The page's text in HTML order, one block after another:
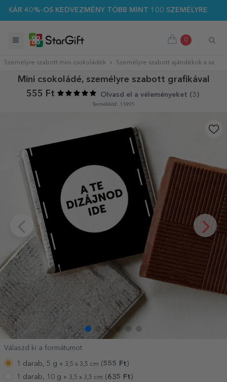
KEDVEZMÉNY TÖBB MINT 100 SZEMÉLYRE SZABOTT
0
Személyre szabott mini csokoládék Személyre szabott ajándékok a saját
Mini csokoládé, személyre szabott grafikával
555 Ft
Olvasd el a véleményeket (3 )
Termékkód: 11895
Válaszd ki a formátumot
1 darab, 5 g » 3,5 x 3,5 cm (555 Ft )
1 darab, 10 g » 3,5 x 3,5 cm (635 Ft)